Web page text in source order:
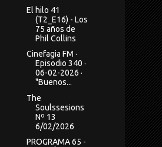
El hilo 41
(T2_E16) - Los
75 años de
Phil Collins
Cinefagia FM ·
Episodio 340 ·
06-02-2026 ·
"Buenos...
The
Soulssesions
Nº 13
6/02/2026
PROGRAMA 65 -